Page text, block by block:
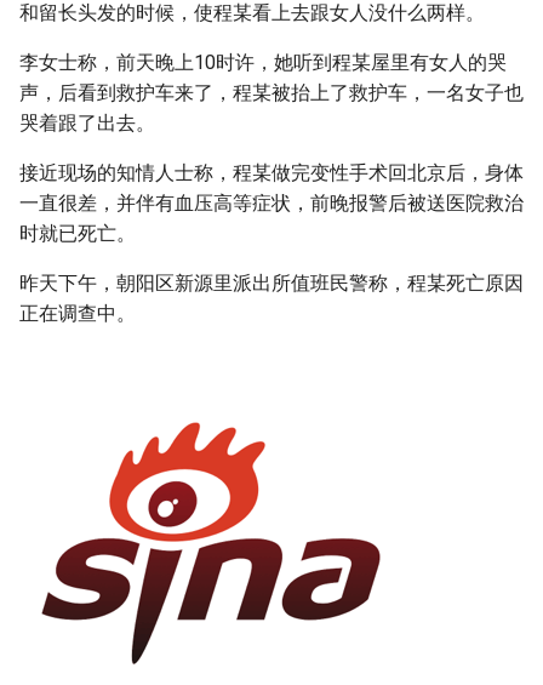
和留长头发的时候，使程某看上去跟女人没什么两样。
李女士称，前天晚上10时许，她听到程某屋里有女人的哭
声，后看到救护车来了，程某被抬上了救护车，一名女子也
哭着跟了出去。
接近现场的知情人士称，程某做完变性手术回北京后，身体
一直很差，并伴有血压高等症状，前晚报警后被送医院救治
时就已死亡。
昨天下午，朝阳区新源里派出所值班民警称，程某死亡原因
正在调查中。